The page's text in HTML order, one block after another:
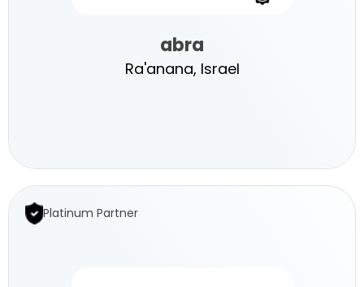
abra
abra
Ra'anana, Israel
Platinum Partner